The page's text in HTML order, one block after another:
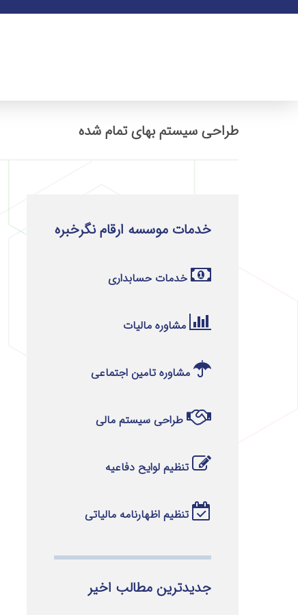
طراحی سیستم بهای تمام شده
خدمات موسسه ارقام نگرخبره
خدمات حسابداری
مشاوره مالیات
مشاوره تامین اجتماعی
طراحی سیستم مالی
تنظیم لوایح دفاعیه
تنظیم اظهارنامه مالیاتی
جدیدترین مطالب اخیر